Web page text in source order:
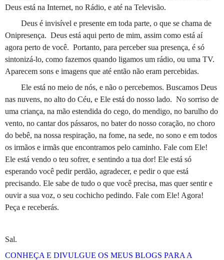
Deus está na Internet, no Rádio, e até na Televisão.
Deus é invisível e presente em toda parte, o que se chama de
Onipresença. Deus está aqui perto de mim, assim como está aí
agora perto de você. Portanto, para perceber sua presença, é só
sintonizá-lo, como fazemos quando ligamos um rádio, ou uma TV.
Aparecem sons e imagens que até então não eram percebidas.
Ele está no meio de nós, e não o percebemos. Buscamos Deus
nas nuvens, no alto do Céu, e Ele está do nosso lado. No sorriso de
uma criança, na mão estendida do cego, do mendigo, no barulho do
vento, no cantar dos pássaros, no bater do nosso coração, no choro
do bebê, na nossa respiração, na fome, na sede, no sono e em todos
os irmãos e irmãs que encontramos pelo caminho. Fale com Ele!
Ele está vendo o teu sofrer, e sentindo a tua dor! Ele está só
esperando você pedir perdão, agradecer, e pedir o que está
precisando. Ele sabe de tudo o que você precisa, mas quer sentir e
ouvir a sua voz, o seu cochicho pedindo. Fale com Ele! Agora!
Peça e receberás.
Sal.
CONHEÇA E DIVULGUE OS MEUS BLOGS PARA A